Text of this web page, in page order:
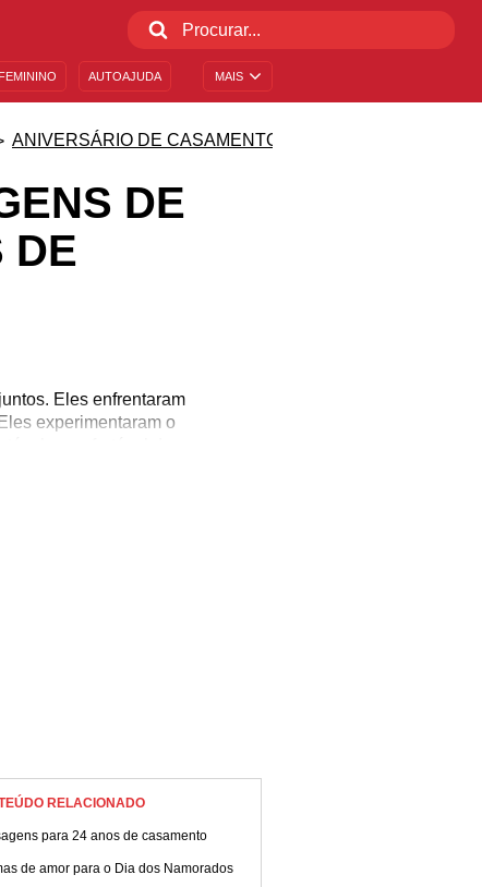
MAIS
AUTOAJUDA
ANIVERSÁRIO DE CASAMENTO
DE
DE
Eles enfrentaram
experimentaram o
e confortável dos
tanto tempo de amor
de fabulita!
RELACIONADO
para 24 anos de casamento
de amor para o Dia dos Namorados